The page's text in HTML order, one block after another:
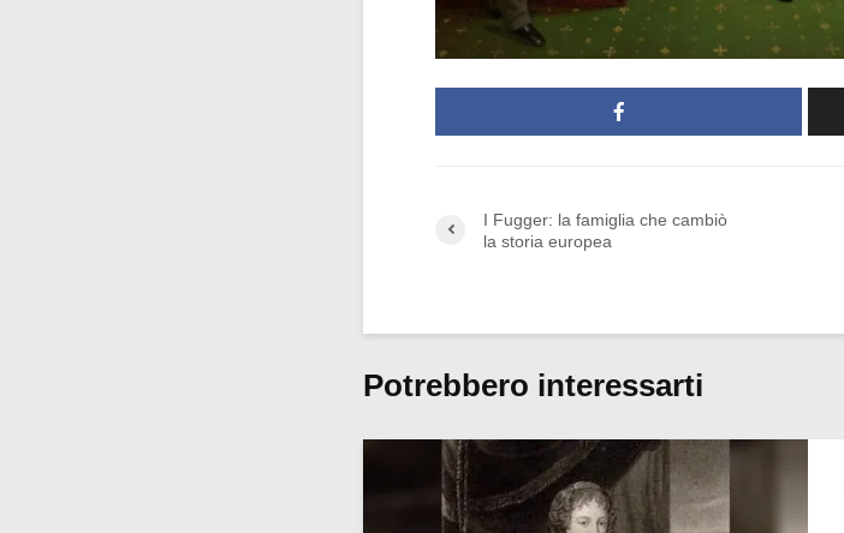
I Fugger: la famiglia che cambiò
la storia europea
Potrebbero interessarti